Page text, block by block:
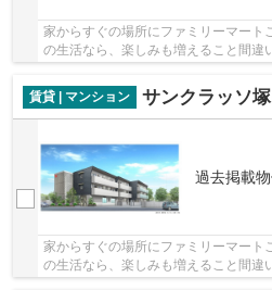
家からすぐの場所にファミリーマート
の生活なら、楽しみも増えること間違
賃貸 | マンション
サンクラッソ
過去掲載
家からすぐの場所にファミリーマート
の生活なら、楽しみも増えること間違